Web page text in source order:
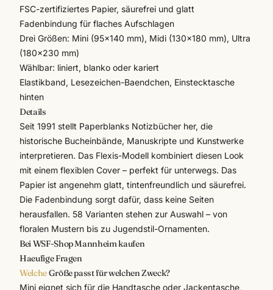
FSC-zertifiziertes Papier, säurefrei und glatt
Fadenbindung für flaches Aufschlagen
Drei Größen: Mini (95×140 mm), Midi (130×180 mm), Ultra
(180×230 mm)
Wählbar: liniert, blanko oder kariert
Elastikband, Lesezeichen-Baendchen, Einstecktasche
hinten
Details
Seit 1991 stellt Paperblanks Notizbücher her, die
historische Bucheinbände, Manuskripte und Kunstwerke
interpretieren. Das Flexis-Modell kombiniert diesen Look
mit einem flexiblen Cover – perfekt für unterwegs. Das
Papier ist angenehm glatt, tintenfreundlich und säurefrei.
Die Fadenbindung sorgt dafür, dass keine Seiten
herausfallen. 58 Varianten stehen zur Auswahl – von
floralen Mustern bis zu Jugendstil-Ornamenten.
Bei WSF-Shop Mannheim kaufen
Haeufige Fragen
WelcheGröße passt für welchen Zweck?
Mini eignet sich für die Handtasche oder Jackentasche,